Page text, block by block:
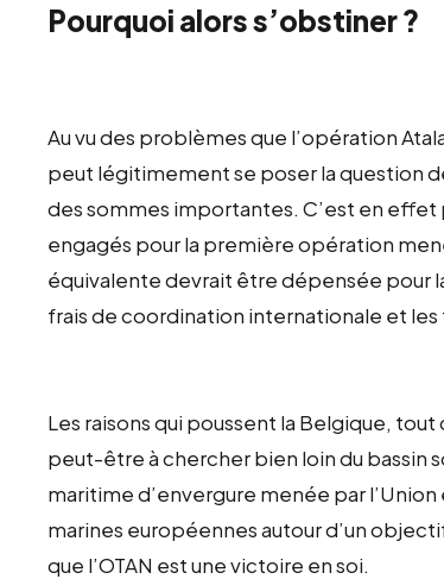
Pourquoi alors s’obstiner ?
Au vu des problèmes que l’opération
peut légitimement se poser la question
des sommes importantes. C’est en effet
engagés pour la première opération
équivalente devrait être dépensée pour
frais de coordination internationale et
Les raisons qui poussent la Belgique,
peut-être à chercher bien loin du bassin
maritime d’envergure menée par
marines européennes autour d’un
que l’OTAN est une victoire en soi.